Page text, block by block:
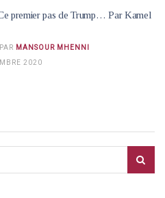
premier pas de Trump… Par Kamel
MANSOUR MHENNI
2020